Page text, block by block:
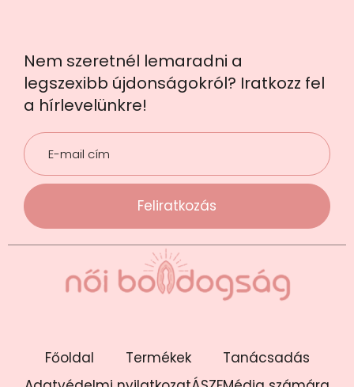
Nem szeretnél lemaradni a
legszexibb újdonságokról? Iratkozz fel
a hírlevelünkre!
Feliratkozás
Főoldal Termékek
Tanácsadás